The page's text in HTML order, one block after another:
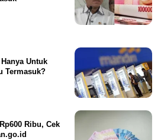
Untuk
Termasuk?
Ribu, Cek